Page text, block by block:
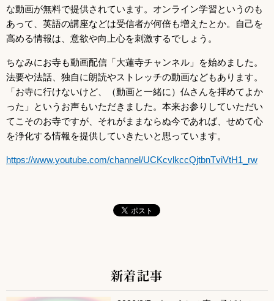
な動画が無料で提供されています。オンライン学習というのも
あって、英語の講座などは受信者が何倍も増えたとか。自己を
高める情報は、意欲や向上心を刺激するでしょう。
ちなみにお寺も動画配信「大蓮寺チャンネル」を始めました。
法要や法話、独自に朗読やストレッチの動画などもあります。
「お寺に行けないけど、（動画と一緒に）仏さんを拝めてよか
った」というお声もいただきました。本来お参りしていただい
てこそのお寺ですが、それがままならぬ今であれば、せめて心
を浄化する情報を提供していきたいと思っています。
https://www.youtube.com/channel/UCKcvlkccQjtbnTviVtH1_rw
サブコンテンツ
新着記事